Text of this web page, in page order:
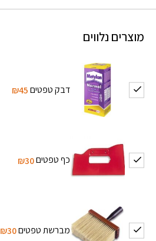
מוצרים נלווים
דבק טפטים₪45
כף טפטים₪30
מברשת טפטים₪30